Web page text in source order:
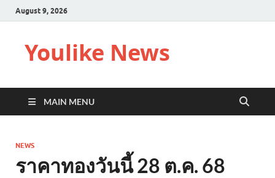
August 9, 2026
Youlike News
MAIN MENU
NEWS
ราคาทองวันนี้ 28 ต.ค. 68